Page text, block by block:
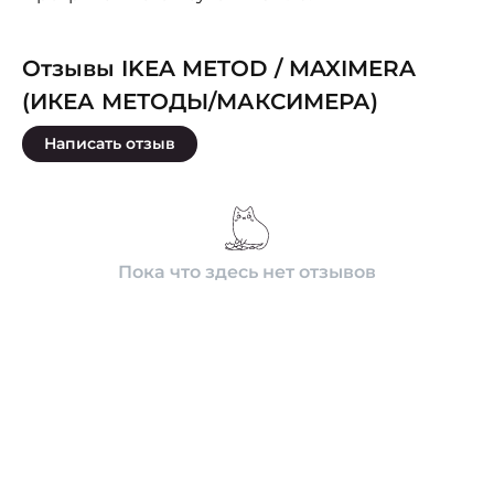
Отзывы IKEA METOD / MAXIMERA
(ИКЕА МЕТОДЫ/МАКСИМЕРА)
Написать отзыв
Пока что здесь нет отзывов